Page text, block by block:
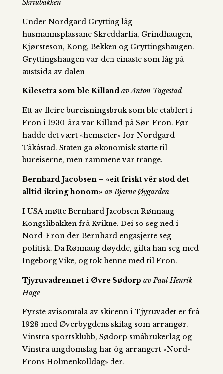
Skriubakken
Under Nordgard Grytting låg
husmannsplassane Skreddarlia, Grindhaugen,
Kjørsteson, Kong, Bekken og Gryttingshaugen.
Gryttingshaugen var den einaste som låg på
austsida av dalen
Kilesetra som ble Killand av Anton Tagestad
Ett av fleire bureisningsbruk som ble etablert i
Fron i 1930-åra var Killand på Sør-Fron. Før
hadde det vært «hemseter» for Nordgard
Tåkåstad. Staten ga økonomisk støtte til
bureiserne, men rammene var trange.
Bernhard Jacobsen – «eit friskt vêr stod det
alltid ikring honom» av Bjarne Øygarden
I USA møtte Bernhard Jacobsen Rønnaug
Kongslibakken frå Kvikne. Dei so seg ned i
Nord-Fron der Bernhard engasjerte seg
politisk. Da Rønnaug døydde, gifta han seg med
Ingeborg Vike, og tok henne med til Fron.
Tjyruvadrennet i Øvre Sødorp av Paul Henrik
Hage
Fyrste avisomtala av skirenn i Tjyruvadet er frå
1928 med Øverbygdens skilag som arrangør.
Vinstra sportsklubb, Sødorp småbrukerlag og
Vinstra ungdomslag har òg arrangert «Nord-
Frons Holmenkolldag» der.